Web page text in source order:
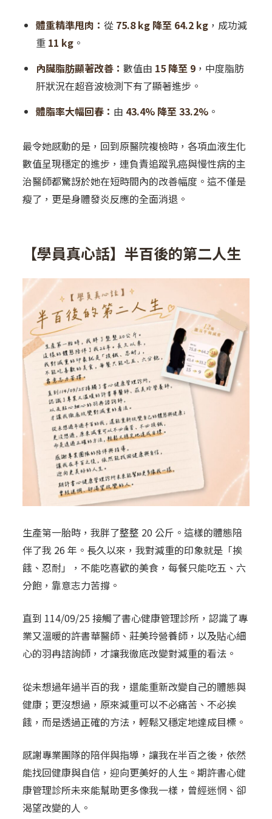
體重精準甩肉：從 75.8 kg 降至 64.2 kg ，成功減
重 11 kg 。
內臟脂肪顯著改善：數值由 15 降至 9 ，中度脂肪
肝狀況在超音波檢測下有了顯著進步。
體脂率大幅回春： 由 43.4% 降至 33.2% 。
最令她感動的是，回到原醫院複檢時，各項血液生化
數值呈現穩定的進步，連負責追蹤乳癌與慢性病的主
治醫師都驚訝於她在短時間內的改善幅度。這不僅是
瘦了，更是身體發炎反應的全面消退。
【學員真心話】半百後的第二人生
生產第一胎時，我胖了整整 20 公斤。這樣的體態陪
伴了我 26 年。長久以來，我對減重的印象就是「挨
餓、忍耐」，不能吃喜歡的美食，每餐只能吃五、六
分飽，靠意志力苦撐。
直到 114/09/25 接觸了書心健康管理診所，認識了專
業又溫暖的許書華醫師、莊美玲營養師，以及貼心細
心的羽冉諮詢師，才讓我徹底改變對減重的看法。
從未想過年過半百的我，還能重新改變自己的體態與
健康；更沒想過，原來減重可以不必痛苦、不必挨
餓，而是透過正確的方法，輕鬆又穩定地達成目標。
感謝專業團隊的陪伴與指導，讓我在半百之後，依然
能找回健康與自信，迎向更美好的人生。期許書心健
康管理診所未來能幫助更多像我一樣，曾經迷惘、卻
渴望改變的人。